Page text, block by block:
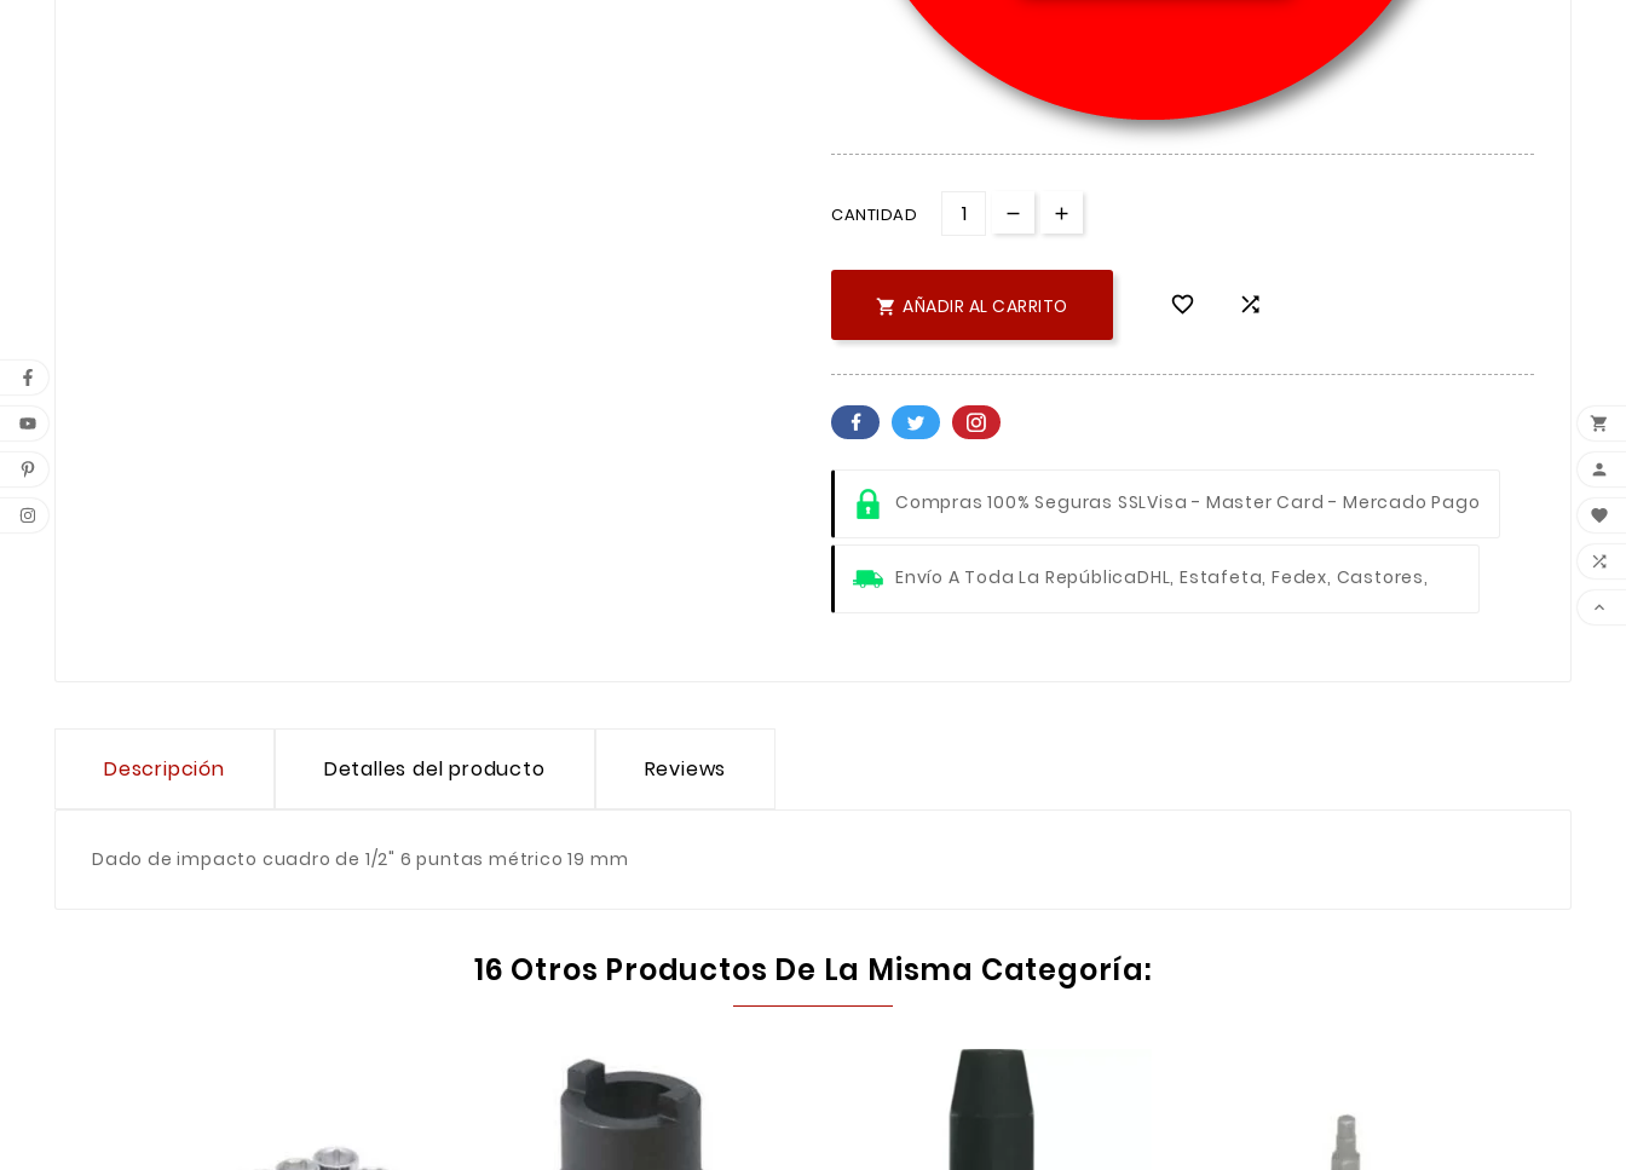
CANTIDAD
 AÑADIR AL CARRITO  
Compras 100% Seguras SSLVisa - Master Card - Mercado Pago
Envío A Toda La RepúblicaDHL, Estafeta, Fedex, Castores,
Descripción Detalles del producto Reviews
Dado de impacto cuadro de 1/2" 6 puntas métrico 19 mm
16 Otros Productos De La Misma Categoría:




